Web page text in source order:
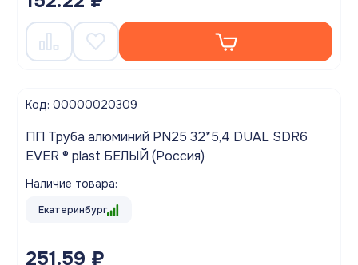
Код: 00000020309
ПП Труба алюминий PN25 32*5,4 DUAL SDR6
EVER ® plast БЕЛЫЙ (Россия)
Наличие товара:
Екатеринбург
251.59 ₽